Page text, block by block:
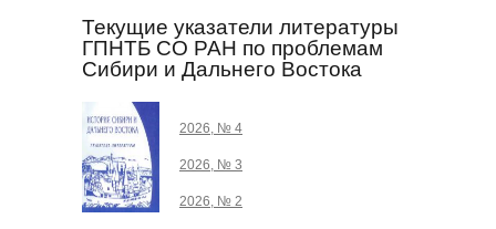
Текущие указатели литературы
ГПНТБ СО РАН по проблемам
Сибири и Дальнего Востока
2026, № 4
2026, № 3
2026, № 2